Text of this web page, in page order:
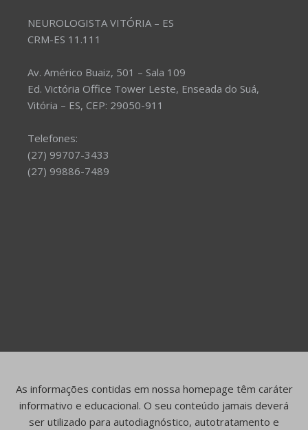
NEUROLOGISTA VITÓRIA – ES
CRM-ES 11.111
Av. Américo Buaiz, 501 – Sala 109
Ed. Victória Office Tower Leste, Enseada do Suá,
Vitória – ES, CEP: 29050-911
Telefones:
(27) 99707-3433
(27) 99886-7489
As informações contidas em nossa homepage têm caráter
informativo e educacional. O seu conteúdo jamais deverá
ser utilizado para autodiagnóstico, autotratamento e